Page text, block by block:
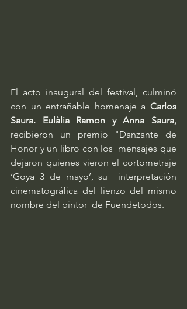
El acto inaugural del festival, culminó
con un entrañable homenaje a Carlos
recibieron un premio "Danzante de
Honor y un libro con los  mensajes que
dejaron quienes vieron el cortometraje
‘Goya 3 de mayo’, su  interpretación
cinematográfica del lienzo del mismo
nombre del pintor  de Fuendetodos.